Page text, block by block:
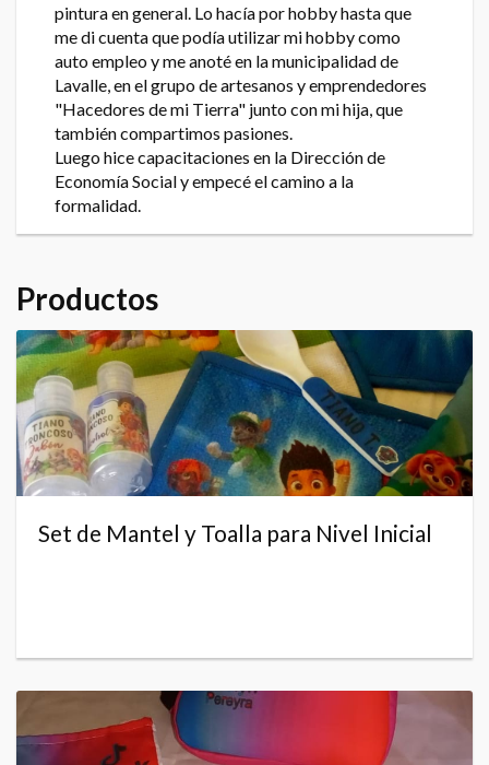
pintura en general. Lo hacía por hobby hasta que
me di cuenta que podía utilizar mi hobby como
auto empleo y me anoté en la municipalidad de
Lavalle, en el grupo de artesanos y emprendedores
"Hacedores de mi Tierra" junto con mi hija, que
también compartimos pasiones.
Luego hice capacitaciones en la Dirección de
Economía Social y empecé el camino a la
formalidad.
Productos
Set de Mantel y Toalla para Nivel Inicial